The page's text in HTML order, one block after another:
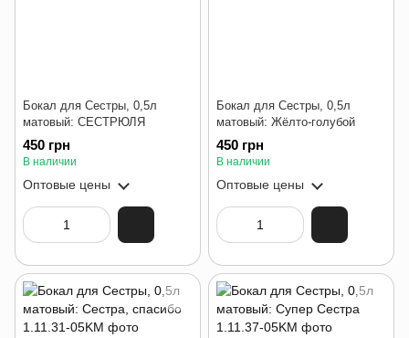
Бокал для Сестры, 0,5л
матовый: СЕСТРЮЛЯ
450 грн
В наличии
Оптовые цены
Бокал для Сестры, 0,5л
матовый: Жёлто-голубой
450 грн
В наличии
Оптовые цены